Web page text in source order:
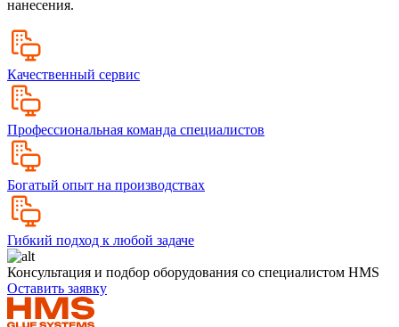
нанесения.
Качественный сервис
Профессиональная команда специалистов
Богатый опыт на производствах
Гибкий подход к любой задаче
Консультация и подбор оборудования со специалистом HMS
Оставить заявку